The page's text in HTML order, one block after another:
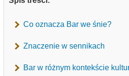
Co oznacza Bar we śnie?
Znaczenie w sennikach
Bar w różnym kontekście